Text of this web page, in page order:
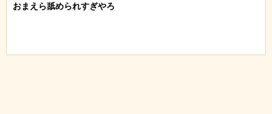
おまえら舐められすぎやろ